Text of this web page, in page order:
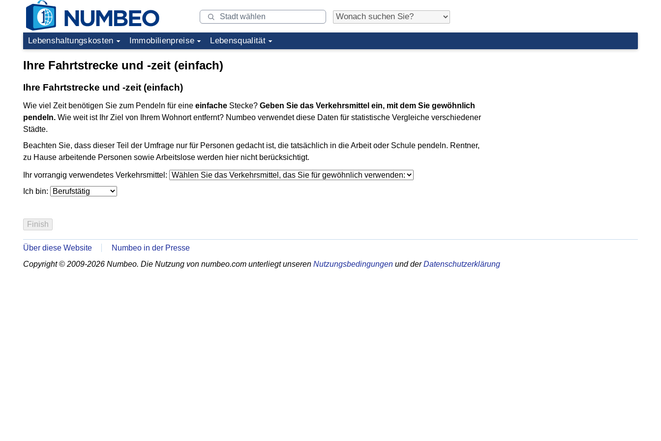
Lebenshaltungskosten Immobilienpreise Lebensqualität
Ihre Fahrtstrecke und -zeit (einfach)
Ihre Fahrtstrecke und -zeit (einfach)
Wie viel Zeit benötigen Sie zum Pendeln für eine einfache Stecke? Geben Sie das Verkehrsmittel ein, mit dem Sie gewöhnlich
pendeln. Wie weit ist Ihr Ziel von Ihrem Wohnort entfernt? Numbeo verwendet diese Daten für statistische Vergleiche verschiedener
Städte.
Beachten Sie, dass dieser Teil der Umfrage nur für Personen gedacht ist, die tatsächlich in die Arbeit oder Schule pendeln. Rentner,
zu Hause arbeitende Personen sowie Arbeitslose werden hier nicht berücksichtigt.
Ihr vorrangig verwendetes Verkehrsmittel:
Ich bin:
Über diese Website
Numbeo in der Presse
Copyright © 2009-2026 Numbeo. Die Nutzung von numbeo.com unterliegt unseren Nutzungsbedingungen und derDatenschutzerklärung